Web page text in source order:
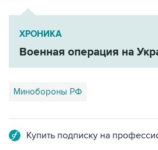
ХРОНИКА
Военная операция на
Минобороны РФ
Купить подписку на